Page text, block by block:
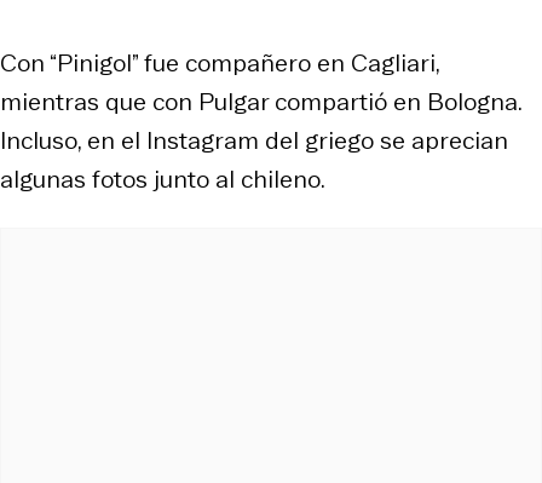
Con “Pinigol” fue compañero en Cagliari,
mientras que con Pulgar compartió en Bologna.
Incluso, en el Instagram del griego se aprecian
algunas fotos junto al chileno.